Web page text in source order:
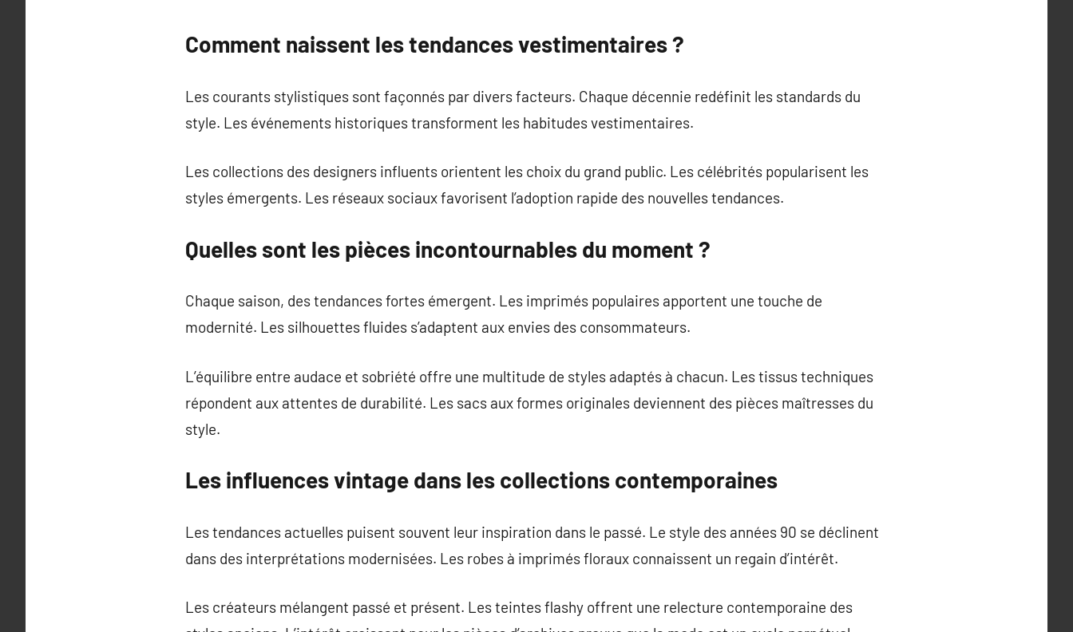
Comment naissent les tendances vestimentaires ?
Les courants stylistiques sont façonnés par divers facteurs. Chaque décennie redéfinit les standards du
style. Les événements historiques transforment les habitudes vestimentaires.
Les collections des designers influents orientent les choix du grand public. Les célébrités popularisent les
styles émergents. Les réseaux sociaux favorisent l’adoption rapide des nouvelles tendances.
Quelles sont les pièces incontournables du moment ?
Chaque saison, des tendances fortes émergent. Les imprimés populaires apportent une touche de
modernité. Les silhouettes fluides s’adaptent aux envies des consommateurs.
L’équilibre entre audace et sobriété offre une multitude de styles adaptés à chacun. Les tissus techniques
répondent aux attentes de durabilité. Les sacs aux formes originales deviennent des pièces maîtresses du
style.
Les influences vintage dans les collections contemporaines
Les tendances actuelles puisent souvent leur inspiration dans le passé. Le style des années 90 se déclinent
dans des interprétations modernisées. Les robes à imprimés floraux connaissent un regain d’intérêt.
Les créateurs mélangent passé et présent. Les teintes flashy offrent une relecture contemporaine des